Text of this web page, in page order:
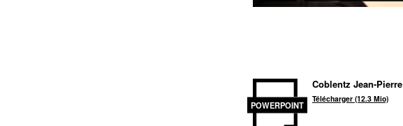
POWERPOINT
Coblentz Jean-Pierre
Télécharger (12.3 Mio)